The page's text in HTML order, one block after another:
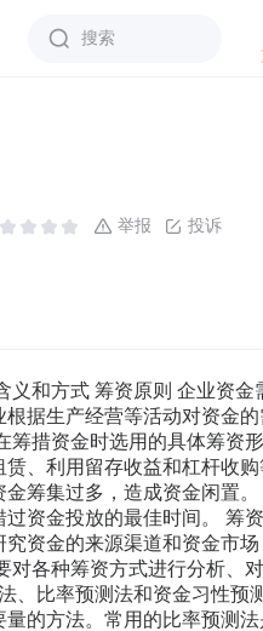
搜索
投诉
举报
和方式 筹资原则 企业资金
生产经营等活动对资金的
措资金时选用的具体筹资
、利用留存收益和杠杆收
筹集过多，造成资金闲置
资金投放的最佳时间。 筹资
资金的来源渠道和资金市
各种筹资方式进行分析、
法、比率预测法和资金习
的方法。常用的比率预测法